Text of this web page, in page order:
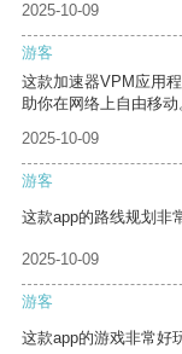
2025-10-09
游客
这款加速器VPM应用
助你在网络上自由移动
2025-10-09
游客
这款app的路线规划非
2025-10-09
游客
这款app的游戏非常好